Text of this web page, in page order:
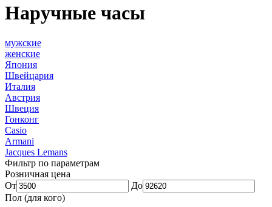
Наручные часы
мужские
женские
Япония
Швейцария
Италия
Австрия
Швеция
Гонконг
Casio
Armani
Jacques Lemans
Фильтр по параметрам
Розничная цена
От
До
Пол (для кого)